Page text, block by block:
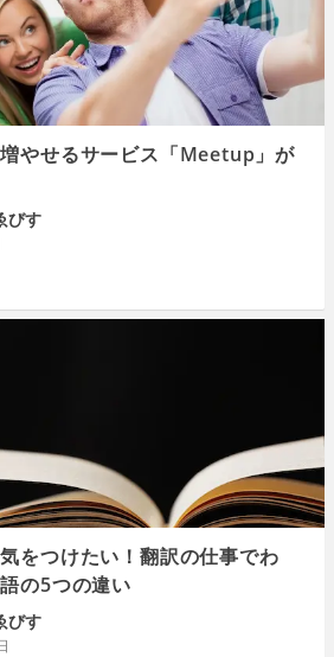
やせるサービス「Meetup」が
びす
をつけたい！翻訳の仕事でわ
の5つの違い
びす